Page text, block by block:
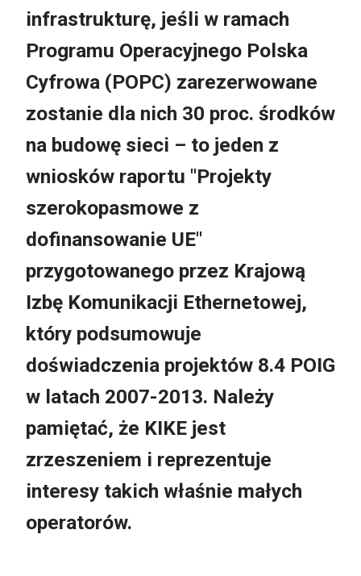
infrastrukturę, jeśli w ramach
Programu Operacyjnego Polska
Cyfrowa (POPC) zarezerwowane
zostanie dla nich 30 proc. środków
na budowę sieci – to jeden z
wniosków raportu "Projekty
szerokopasmowe z
dofinansowanie UE"
przygotowanego przez Krajową
Izbę Komunikacji Ethernetowej,
który podsumowuje
doświadczenia projektów 8.4 POIG
w latach 2007-2013. Należy
pamiętać, że KIKE jest
zrzeszeniem i reprezentuje
interesy takich właśnie małych
operatorów.